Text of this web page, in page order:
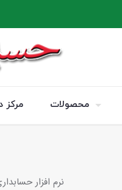
محصولات مرکز
نرم افزار